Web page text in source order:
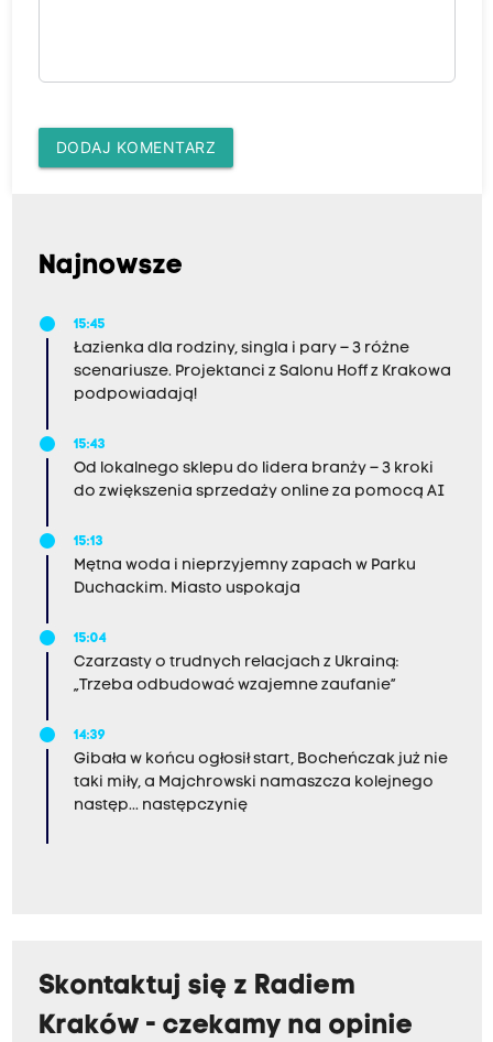
DODAJ KOMENTARZ
Najnowsze
15:45
Łazienka dla rodziny, singla i pary – 3 różne
scenariusze. Projektanci z Salonu Hoff z Krakowa
podpowiadają!
15:43
Od lokalnego sklepu do lidera branży – 3 kroki
do zwiększenia sprzedaży online za pomocą AI
15:13
Mętna woda i nieprzyjemny zapach w Parku
Duchackim. Miasto uspokaja
15:04
Czarzasty o trudnych relacjach z Ukrainą:
„Trzeba odbudować wzajemne zaufanie”
14:39
Gibała w końcu ogłosił start, Bocheńczak już nie
taki miły, a Majchrowski namaszcza kolejnego
następ... następczynię
Skontaktuj się z Radiem
Kraków - czekamy na opinie